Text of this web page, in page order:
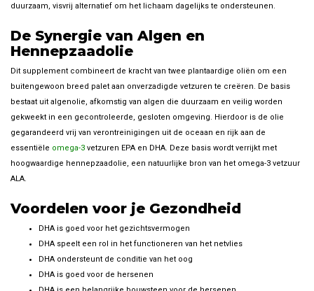
duurzaam, visvrij alternatief om het lichaam dagelijks te ondersteunen.
De Synergie van Algen en
Hennepzaadolie
Dit supplement combineert de kracht van twee plantaardige oliën om een
buitengewoon breed palet aan onverzadigde vetzuren te creëren. De basis
bestaat uit algenolie, afkomstig van algen die duurzaam en veilig worden
gekweekt in een gecontroleerde, gesloten omgeving. Hierdoor is de olie
gegarandeerd vrij van verontreinigingen uit de oceaan en rijk aan de
essentiële omega-3 vetzuren EPA en DHA. Deze basis wordt verrijkt met
hoogwaardige hennepzaadolie, een natuurlijke bron van het omega-3 vetzuur
ALA.
Voordelen voor je Gezondheid
DHA is goed voor het gezichtsvermogen
DHA speelt een rol in het functioneren van het netvlies
DHA ondersteunt de conditie van het oog
DHA is goed voor de hersenen